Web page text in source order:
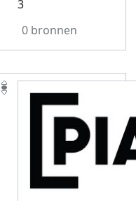
3
0 bronnen